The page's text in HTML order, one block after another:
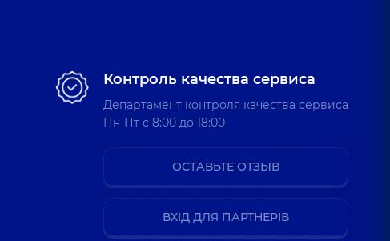
Контроль качества сервиса
Департамент контроля качества сервиса
Пн-Пт c 8:00 до 18:00
ОСТАВЬТЕ ОТЗЫВ
ВХІД ДЛЯ ПАРТНЕРІВ